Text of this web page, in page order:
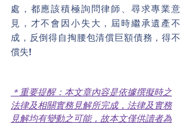
處，都應該積極詢問律師、尋求專業意
見，才不會因小失大，屆時繼承遺產不
成，反倒得自掏腰包清償巨額債務，得不
償失!
＊重要提醒：本文章內容是依據撰擬時之
法律及相關實務見解所完成，法律及實務
見解均有變動之可能，故本文僅供讀者為